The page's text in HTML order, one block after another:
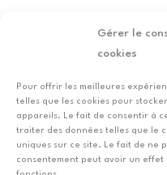
Gérer le
cookies
Pour offrir les meilleures
telles que les cookies pour
appareils. Le fait de consentir à
traiter des données telles que le
uniques sur ce site. Le fait de ne
consentement peut avoir un
Je veux